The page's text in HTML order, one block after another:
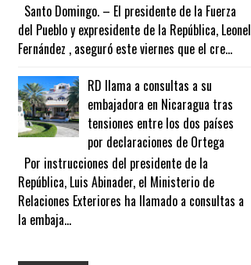
Santo Domingo. – El presidente de la Fuerza
del Pueblo y expresidente de la República, Leonel
Fernández , aseguró este viernes que el cre...
RD llama a consultas a su
embajadora en Nicaragua tras
tensiones entre los dos países
por declaraciones de Ortega
Por instrucciones del presidente de la
República, Luis Abinader, el Ministerio de
Relaciones Exteriores ha llamado a consultas a
la embaja...